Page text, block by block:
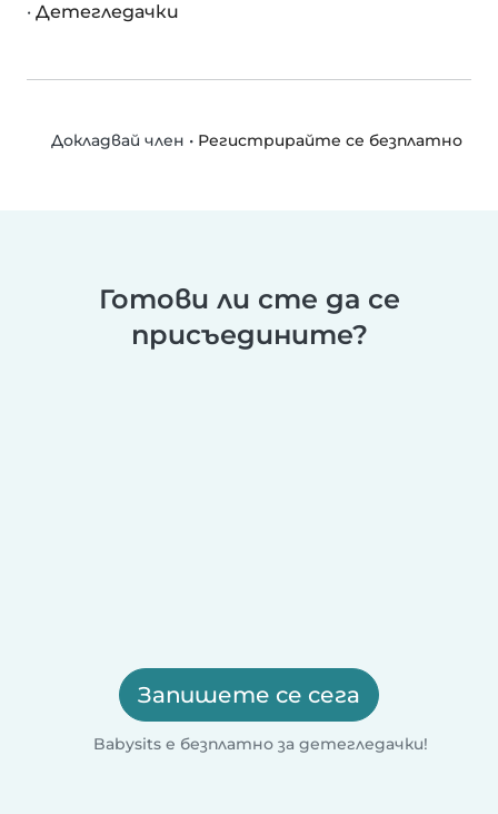
· Детегледачки
Докладвай член • Регистрирайте се безплатно
Готови ли сте да се
присъедините?
Запишете се сега
Babysits е безплатно за детегледачки!